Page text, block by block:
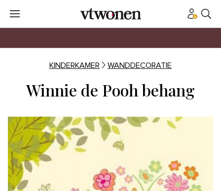
KINDERKAMER WANDDECORATIE
Winnie de Pooh behang